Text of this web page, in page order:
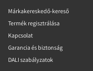
Márkakereskedő-kereső
Termék regisztrálása
Kapcsolat
Garancia és biztonság
DALI szabályzatok